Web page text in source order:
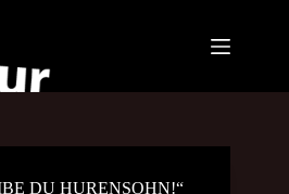
DU HURENSOHN!“